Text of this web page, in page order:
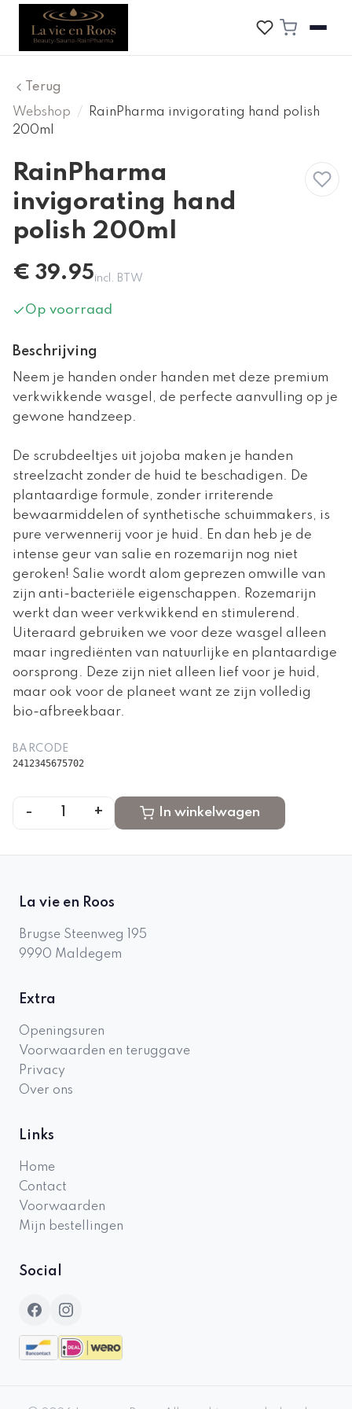
Terug
Webshop
/
RainPharma invigorating hand polish
200ml
RainPharma
invigorating hand
polish 200ml
€ 39.95incl. BTW
Op voorraad
Beschrijving
Neem je handen onder handen met deze premium
verkwikkende wasgel, de perfecte aanvulling op je
gewone handzeep.
De scrubdeeltjes uit jojoba maken je handen
streelzacht zonder de huid te beschadigen. De
plantaardige formule, zonder irriterende
bewaarmiddelen of synthetische schuimmakers, is
pure verwennerij voor je huid. En dan heb je de
intense geur van salie en rozemarijn nog niet
geroken! Salie wordt alom geprezen omwille van
zijn anti-bacteriële eigenschappen. Rozemarijn
werkt dan weer verkwikkend en stimulerend.
Uiteraard gebruiken we voor deze wasgel alleen
maar ingrediënten van natuurlijke en plantaardige
oorsprong. Deze zijn niet alleen lief voor je huid,
maar ook voor de planeet want ze zijn volledig
bio-afbreekbaar.
BARCODE
2412345675702
- + In winkelwagen
La vie en Roos
Brugse Steenweg 195
9990 Maldegem
Extra
Openingsuren
Voorwaarden en teruggave
Privacy
Over ons
Links
Home
Contact
Voorwaarden
Mijn bestellingen
Social